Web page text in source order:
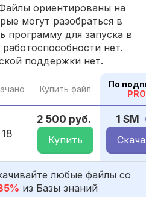
ориентированы на
могут разобраться в
программу для запуска в
нет.
поддержки нет.
Купить файл
По
PRO
18
2 500 руб.
Купить
1 SM
любые файлы со
из Базы знаний